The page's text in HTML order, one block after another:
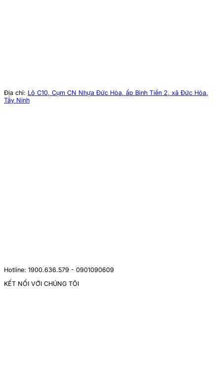
Địa chỉ: Lô C10, Cụm CN Nhựa Đức Hòa, ấp Bình Tiền 2, xã Đức Hòa,
Tây Ninh
Hotline: 1900.636.579 - 0901090609
KẾT NỐI VỚI CHÚNG TÔI